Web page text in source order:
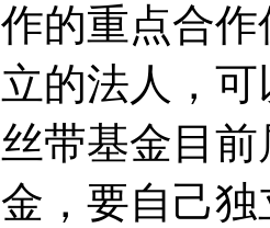
的重点合
的法人，
带基金目
，要自己